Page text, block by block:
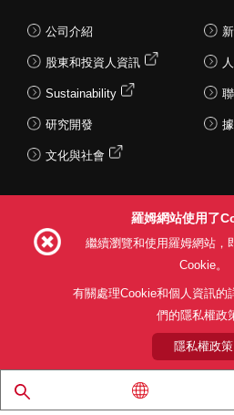
公司介紹
股東和投資人資訊
Sustainability
研究開發
文化與社會
利用目的 隱
關於本公司產品銷售之標
© 1997 - 2026 ROHM CO., LTD.
羅姆網站使用了
繼續瀏覽和使用羅姆網站，
Cookie。
有關處理Cookie和個人資訊的
們的隱私權政
隱私權政策